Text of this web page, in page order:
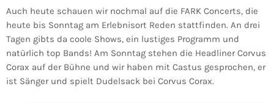
Auch heute schauen wir nochmal auf die FARK Concerts, die
heute bis Sonntag am Erlebnisort Reden stattfinden. An drei
Tagen gibts da coole Shows, ein lustiges Programm und
natürlich top Bands! Am Sonntag stehen die Headliner Corvus
Corax auf der Bühne und wir haben mit Castus gesprochen, er
ist Sänger und spielt Dudelsack bei Corvus Corax.